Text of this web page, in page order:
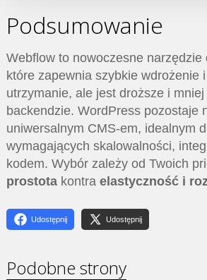
Podsumowanie
Webflow to nowoczesne narzędzie
które zapewnia szybkie wdrożenie
utrzymanie, ale jest droższe i
backendzie. WordPress pozostaje
uniwersalnym CMS-em, idealnym
wymagających skalowalności,
kodem. Wybór zależy od Twoich
prostotakontra elastyczność i
Udostępnij Udostępnij
Podobne strony